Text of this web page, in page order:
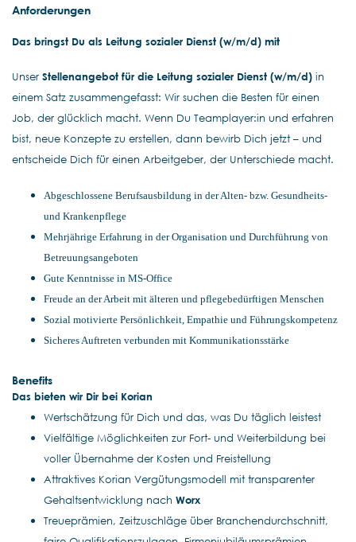
Anforderungen
Das bringst Du als Leitung sozialer Dienst (w/m/d) mit
Unser Stellenangebot für die Leitung sozialer Dienst (w/m/d) in
einem Satz zusammengefasst: Wir suchen die Besten für einen
Job, der glücklich macht. Wenn Du Teamplayer:in und erfahren
bist, neue Konzepte zu erstellen, dann bewirb Dich jetzt – und
entscheide Dich für einen Arbeitgeber, der Unterschiede macht.
Abgeschlossene Berufsausbildung in der Alten- bzw. Gesundheits-
und Krankenpflege
Mehrjährige Erfahrung in der Organisation und Durchführung von
Betreuungsangeboten
Gute Kenntnisse in MS-Office
Freude an der Arbeit mit älteren und pflegebedürftigen Menschen
Sozial motivierte Persönlichkeit, Empathie und Führungskompetenz
Sicheres Auftreten verbunden mit Kommunikationsstärke
Benefits
Das bieten wir Dir bei Korian
Wertschätzung für Dich und das, was Du täglich leistest
Vielfältige Möglichkeiten zur Fort- und Weiterbildung bei
voller Übernahme der Kosten und Freistellung
Attraktives Korian Vergütungsmodell mit transparenter
Gehaltsentwicklung nach Worx
Treueprämien, Zeitzuschläge über Branchendurchschnitt,